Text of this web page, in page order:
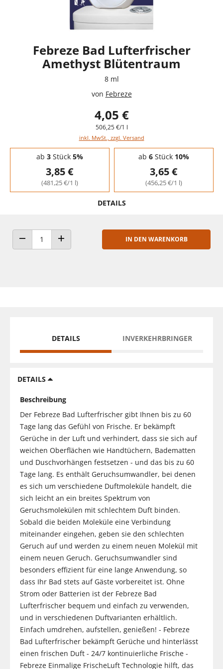
Febreze Bad Lufterfrischer
Amethyst Blütentraum
8 ml
von Febreze
4,05 €
506,25 €/1 l
inkl. MwSt., zzgl. Versand
Staffelpreise - Mengenrabatt
ab 3Stück 5%
3,85 €
(481,25 €/1 l)
ab 6Stück 10%
3,65 €
(456,25 €/1 l)
DETAILS
ANZAHL VERRINGERNANZAHL ERHÖHEN
IN DEN WARENKORB
DETAILS INVERKEHRBRINGER
DETAILS
Beschreibung
Der Febreze Bad Lufterfrischer gibt Ihnen bis zu 60
Tage lang das Gefühl von Frische. Er bekämpft
Gerüche in der Luft und verhindert, dass sie sich auf
weichen Oberflächen wie Handtüchern, Badematten
und Duschvorhängen festsetzen - und das bis zu 60
Tage lang. Es enthält Geruchsumwandler, bei denen
es sich um verschiedene Duftmoleküle handelt, die
sich leicht an ein breites Spektrum von
Geruchsmolekülen mit schlechtem Duft binden.
Sobald die beiden Moleküle eine Verbindung
miteinander eingehen, geben sie den schlechten
Geruch auf und werden zu einem neuen Molekül mit
einem neuen Geruch. Geruchsumwandler sind
besonders effizient für eine lange Anwendung, so
dass Ihr Bad stets auf Gäste vorbereitet ist. Ohne
Strom oder Batterien ist der Febreze Bad
Lufterfrischer bequem und einfach zu verwenden,
und in verschiedenen Duftvarianten erhältlich.
Einfach umdrehen, aufstellen, genießen! - Febreze
Bad Lufterfrischer bekämpft Gerüche und hinterlässt
einen frischen Duft - 24/7 kontinuierliche Frische -
Febreze Einmalige FrischeLuft Technologie hilft, das